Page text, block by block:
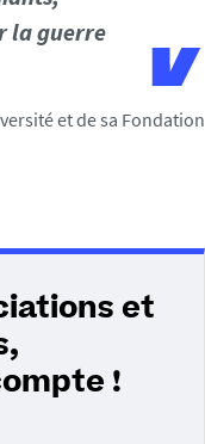
la guerre
et de sa Fondation
et
!